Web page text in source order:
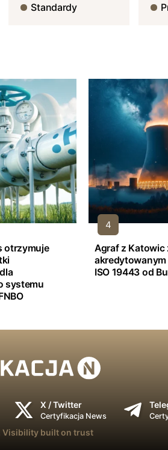
Standardy
otrzymuje
systemu
Agraf z Katowic
ISO 19443 od
X / Twitter
Certyfikacja News
Visibility built on trust